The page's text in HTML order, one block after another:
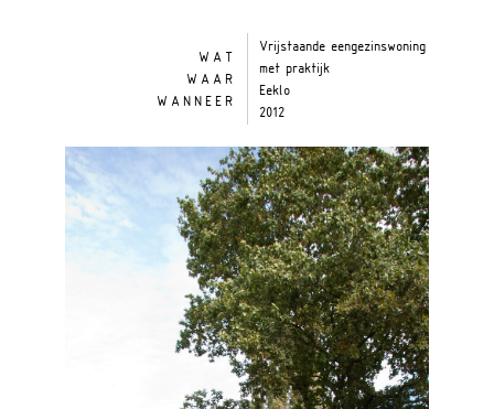
WAT
WAAR
WANNEER
Vrijstaande eengezinswoning
met praktijk
Eeklo
2012